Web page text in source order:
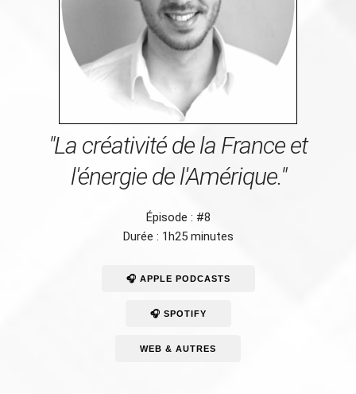
"La créativité de la France et
l'énergie de l'Amérique."
Épisode : #8
Durée : 1h25 minutes
🎧 APPLE PODCASTS
🎧 SPOTIFY
WEB & AUTRES